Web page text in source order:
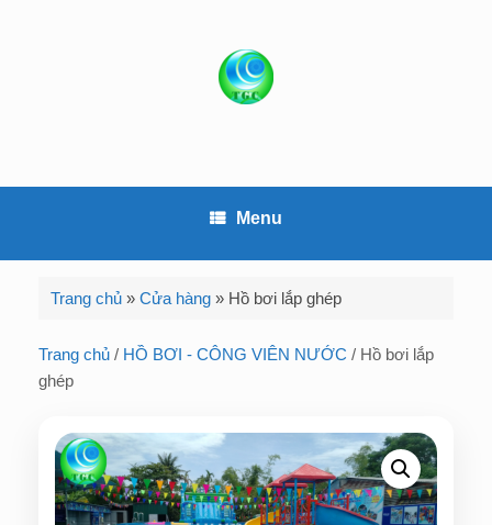
Menu
Trang chủ »Cửa hàng » Hồ bơi lắp ghép
Trang chủ / HỒ BƠI - CÔNG VIÊN NƯỚC / Hồ bơi lắp
ghép